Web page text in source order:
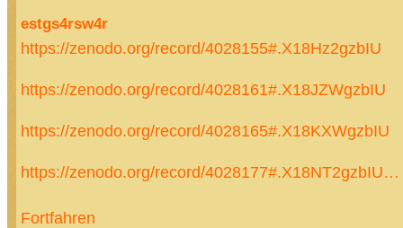
estgs4rsw4r
https://zenodo.org/record/4028155#.X18Hz2gzbIU
https://zenodo.org/record/4028161#.X18JZWgzbIU
https://zenodo.org/record/4028165#.X18KXWgzbIU
https://zenodo.org/record/4028177#.X18NT2gzbIU…
Fortfahren